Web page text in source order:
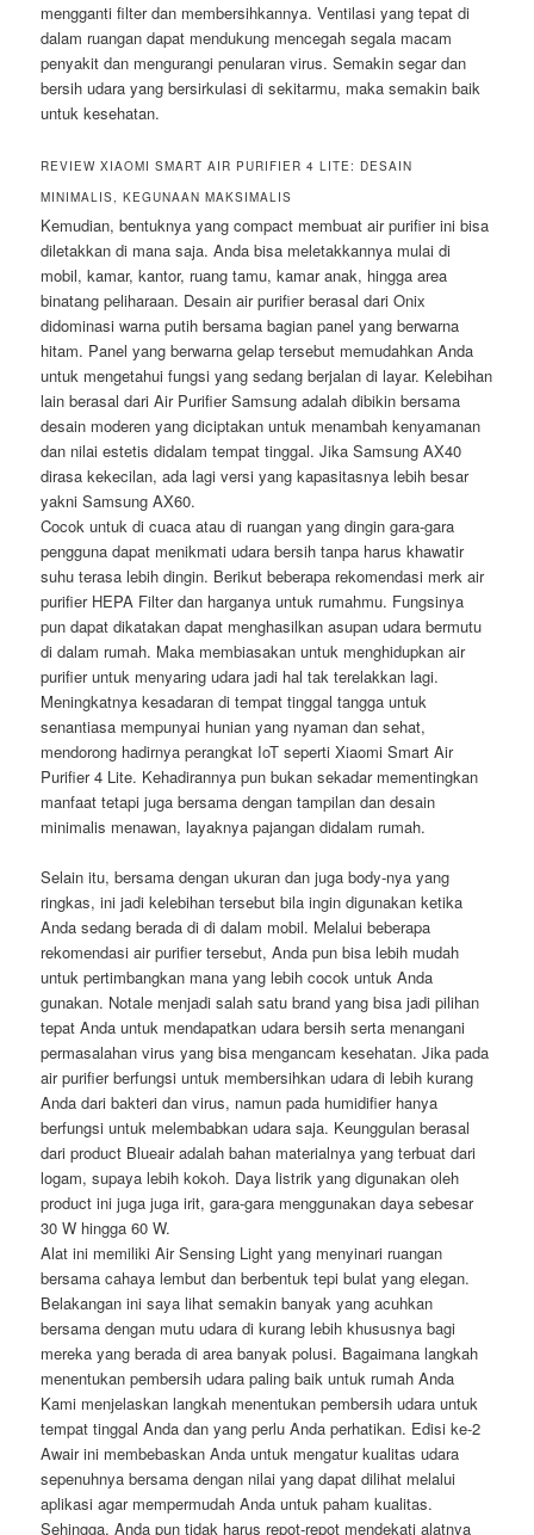
mengganti filter dan membersihkannya. Ventilasi yang tepat di
dalam ruangan dapat mendukung mencegah segala macam
penyakit dan mengurangi penularan virus. Semakin segar dan
bersih udara yang bersirkulasi di sekitarmu, maka semakin baik
untuk kesehatan.
REVIEW XIAOMI SMART AIR PURIFIER 4 LITE: DESAIN
MINIMALIS, KEGUNAAN MAKSIMALIS
Kemudian, bentuknya yang compact membuat air purifier ini bisa
diletakkan di mana saja. Anda bisa meletakkannya mulai di
mobil, kamar, kantor, ruang tamu, kamar anak, hingga area
binatang peliharaan. Desain air purifier berasal dari Onix
didominasi warna putih bersama bagian panel yang berwarna
hitam. Panel yang berwarna gelap tersebut memudahkan Anda
untuk mengetahui fungsi yang sedang berjalan di layar. Kelebihan
lain berasal dari Air Purifier Samsung adalah dibikin bersama
desain moderen yang diciptakan untuk menambah kenyamanan
dan nilai estetis didalam tempat tinggal. Jika Samsung AX40
dirasa kekecilan, ada lagi versi yang kapasitasnya lebih besar
yakni Samsung AX60.
Cocok untuk di cuaca atau di ruangan yang dingin gara-gara
pengguna dapat menikmati udara bersih tanpa harus khawatir
suhu terasa lebih dingin. Berikut beberapa rekomendasi merk air
purifier HEPA Filter dan harganya untuk rumahmu. Fungsinya
pun dapat dikatakan dapat menghasilkan asupan udara bermutu
di dalam rumah. Maka membiasakan untuk menghidupkan air
purifier untuk menyaring udara jadi hal tak terelakkan lagi.
Meningkatnya kesadaran di tempat tinggal tangga untuk
senantiasa mempunyai hunian yang nyaman dan sehat,
mendorong hadirnya perangkat IoT seperti Xiaomi Smart Air
Purifier 4 Lite. Kehadirannya pun bukan sekadar mementingkan
manfaat tetapi juga bersama dengan tampilan dan desain
minimalis menawan, layaknya pajangan didalam rumah.
Selain itu, bersama dengan ukuran dan juga body-nya yang
ringkas, ini jadi kelebihan tersebut bila ingin digunakan ketika
Anda sedang berada di di dalam mobil. Melalui beberapa
rekomendasi air purifier tersebut, Anda pun bisa lebih mudah
untuk pertimbangkan mana yang lebih cocok untuk Anda
gunakan. Notale menjadi salah satu brand yang bisa jadi pilihan
tepat Anda untuk mendapatkan udara bersih serta menangani
permasalahan virus yang bisa mengancam kesehatan. Jika pada
air purifier berfungsi untuk membersihkan udara di lebih kurang
Anda dari bakteri dan virus, namun pada humidifier hanya
berfungsi untuk melembabkan udara saja. Keunggulan berasal
dari product Blueair adalah bahan materialnya yang terbuat dari
logam, supaya lebih kokoh. Daya listrik yang digunakan oleh
product ini juga juga irit, gara-gara menggunakan daya sebesar
30 W hingga 60 W.
Alat ini memiliki Air Sensing Light yang menyinari ruangan
bersama cahaya lembut dan berbentuk tepi bulat yang elegan.
Belakangan ini saya lihat semakin banyak yang acuhkan
bersama dengan mutu udara di kurang lebih khususnya bagi
mereka yang berada di area banyak polusi. Bagaimana langkah
menentukan pembersih udara paling baik untuk rumah Anda
Kami menjelaskan langkah menentukan pembersih udara untuk
tempat tinggal Anda dan yang perlu Anda perhatikan. Edisi ke-2
Awair ini membebaskan Anda untuk mengatur kualitas udara
sepenuhnya bersama dengan nilai yang dapat dilihat melalui
aplikasi agar mempermudah Anda untuk paham kualitas.
Sehingga, Anda pun tidak harus repot-repot mendekati alatnya